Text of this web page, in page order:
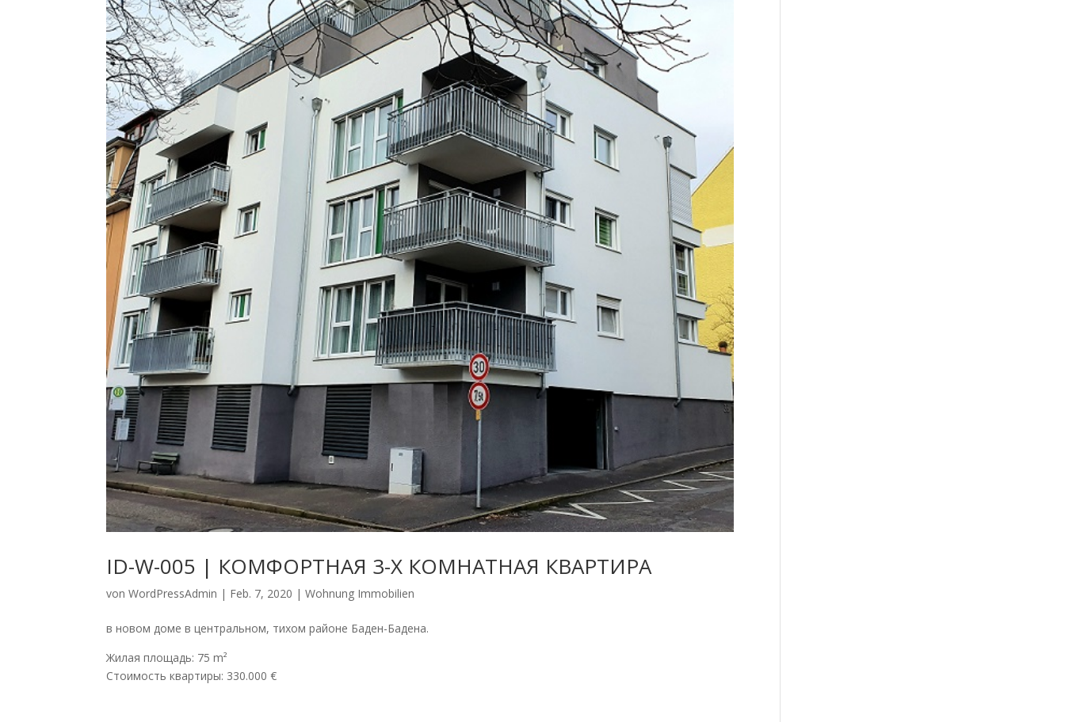
ID-W-005 | КОМФОРТНАЯ 3-Х КОМНАТНАЯ КВАРТИРА
vonWordPressAdmin | Feb. 7, 2020 |Wohnung Immobilien
в новом доме в центральном, тихом районе Баден-Бадена.
Жилая площадь: 75 m²
Стоимость квартиры: 330.000 €